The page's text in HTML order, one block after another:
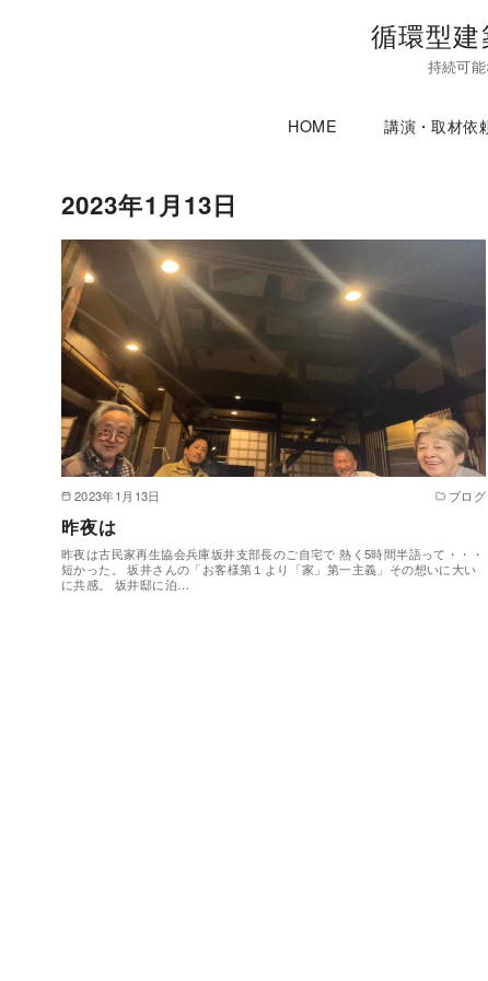
循環型
持続可
HOME 講演・取材依
2023年1月13日
2023年1月13日 ブログ
昨夜は
昨夜は古民家再生協会兵庫坂井支部長のご自宅で 熱く5時間半語って・・・
短かった。 坂井さんの「お客様第１より「家」第一主義」その想いに大い
に共感。 坂井邸に泊…